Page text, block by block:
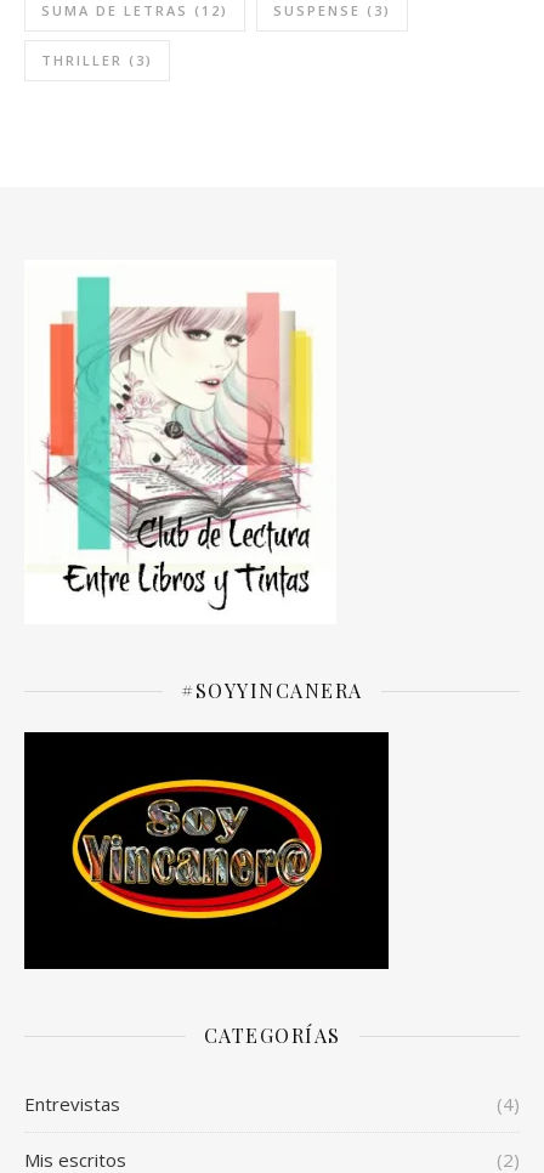
SUMA DE LETRAS (12) SUSPENSE (3)
THRILLER (3)
#SOYYINCANERA
CATEGORÍAS
Entrevistas (4)
Mis escritos (2)